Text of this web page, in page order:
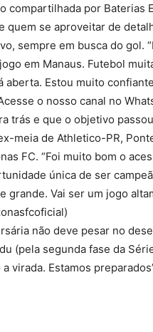
por Baterias
se aproveitar de
sempre em busca do gol.
em Manaus. Futebol
Estou muito
o nosso canal no
trás e que o objetivo
meia de Athletico-PR,
FC. “Foi muito bom o
única de ser
Vai ser um jogo
não deve pesar no
(pela segunda fase da
virada. Estamos